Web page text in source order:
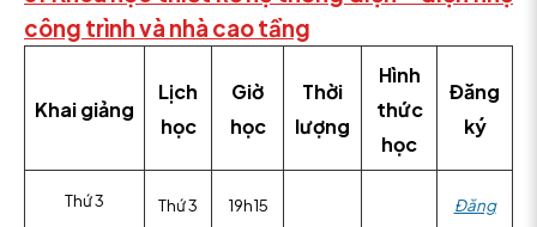
công trình và nhà cao tầng
Khai giảng
Lịch
học
Giờ
học
Thời
lượng
Hình
thức
học
Đăng
ký
Thứ 3
Thứ 3
19h15
Đăng